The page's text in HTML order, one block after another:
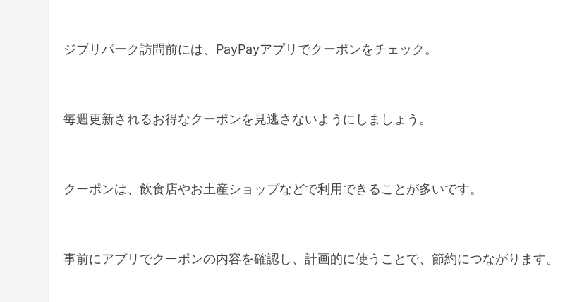
ジブリパーク訪問前には、PayPayアプリでクーポンをチェック。
毎週更新されるお得なクーポンを見逃さないようにしましょう。
クーポンは、飲食店やお土産ショップなどで利用できることが多いです。
事前にアプリでクーポンの内容を確認し、計画的に使うことで、節約につながります。